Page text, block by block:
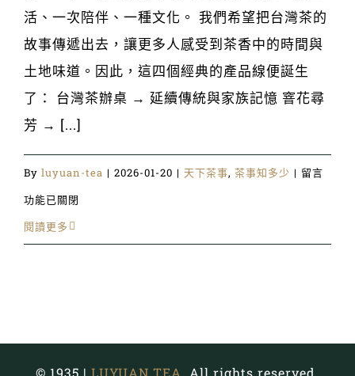
活、一次陪伴、一種文化。 我們希望把台灣茶的
故事傳遞出去，讓更多人感受到茶香中的時間與
土地味道。因此，這四個經典的產品線便誕生
了： 台灣茶辦桌 → 延續傳統與家族記憶 窨花尋
芳 → [...]
By luyuan-tea | 2026-01-20 | 天下茶事, 茶事知多少 | 在
留言
功能已關閉
閱讀更多
© 1935 | LUYUAN TEA . All rights reserved.